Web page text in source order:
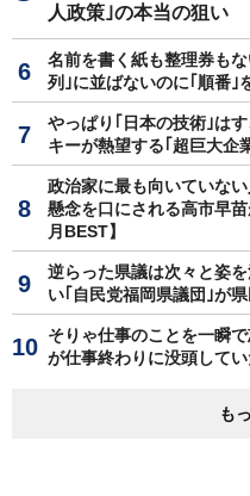
人政策｣の本当の狙い
名前を書く紙も整理券も
列｣に並ばないのに｢順番｣
やっぱり｢日本の技術｣は
キーが熱望する｢超巨大企
政治家に最も向いていな
懸念を口にされる高市早
月BEST】
逆らった県議は次々と姿
い｢自民党福岡県議団｣が
そりゃ仕事のことを一瞬
が仕事終わりに没頭して
も